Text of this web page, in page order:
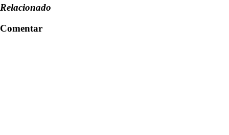
Relacionado
Comentar